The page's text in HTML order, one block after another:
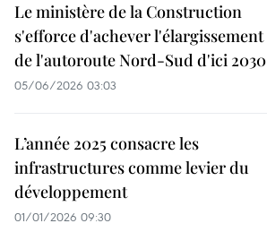
Le ministère de la Construction
s'efforce d'achever l'élargissement
de l'autoroute Nord-Sud d'ici 2030
05/06/2026 03:03
L’année 2025 consacre les
infrastructures comme levier du
développement
01/01/2026 09:30